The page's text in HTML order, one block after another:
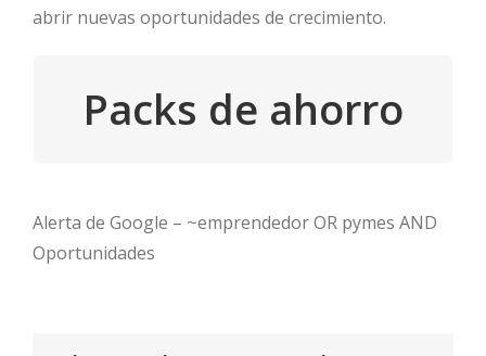
abrir nuevas oportunidades de crecimiento.
Packs de ahorro
DÉJALO EN BUENAS
Alerta de Google – ~emprendedor OR pymes AND
Oportunidades